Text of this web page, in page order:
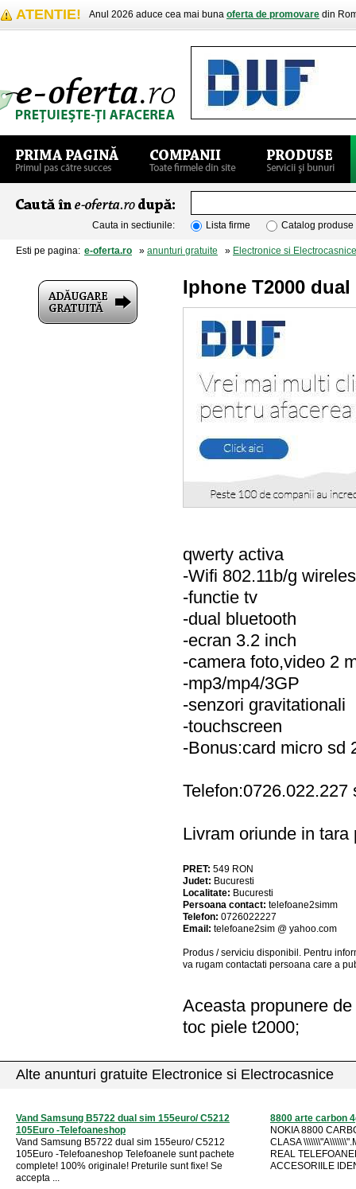
ATENTIE! Anul 2026 aduce cea mai buna oferta de promovare din
Cauta in sectiunile: Lista firme Catalog produse
Esti pe pagina: e-oferta.ro » anunturi gratuite » Electronice si Electrocasnice
Iphone T2000
qwerty activa
-Wifi 802.11b/g
-functie tv
-dual bluetooth
-ecran 3.2 inch
-camera foto,video 2
-mp3/mp4/3GP
-senzori gravitationali
-touchscreen
-Bonus:card micro sd
Telefon:0726.022.227
Livram oriunde in tara
PRET: 549 RON
Judet: Bucuresti
Localitate: Bucuresti
Persoana contact: telefoane2simm
Telefon: 0726022227
Email: telefoane2sim @ yahoo.com
Produs / serviciu disponibil . Pentru
va rugam contactati persoana care a
Aceasta propunere
toc piele t2000;
Alte anunturi gratuite Electronice si Electrocasnice
Vand Samsung B5722 dual sim 155euro/ C5212
105Euro -Telefoaneshop
Vand Samsung B5722 dual sim 155euro/ C5212
105Euro -Telefoaneshop Telefoanele sunt pachete
complete! 100% originale! Preturile sunt fixe! Se
accepta ...
8800 arte carbon
NOKIA 8800
CLASA
REAL
ACCESORIILE